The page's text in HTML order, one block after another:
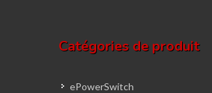
Catégories de produit
ePowerSwitch